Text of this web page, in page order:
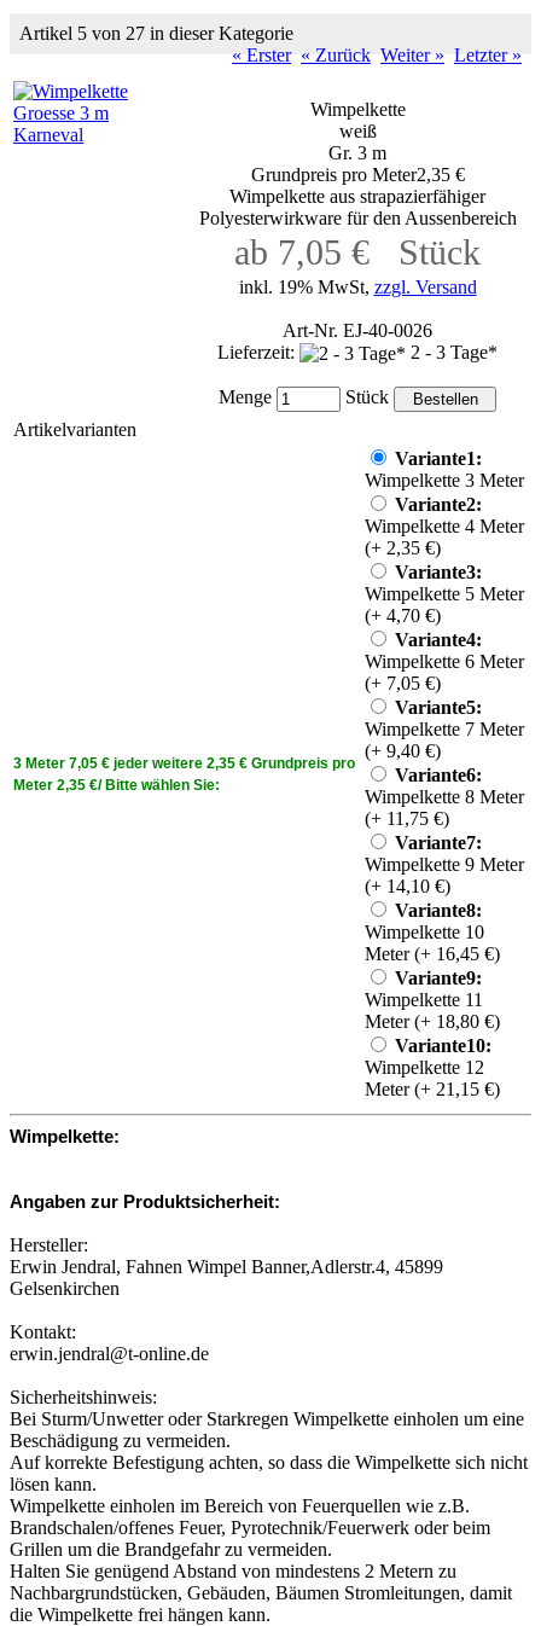
Artikel 5 von 27 in dieser Kategorie
« Erster « Zurück Weiter » Letzter »
Wimpelkette
weiß
Gr. 3 m
Grundpreis pro Meter2,35 €
Wimpelkette aus strapazierfähiger
Polyesterwirkware für den Aussenbereich
ab 7,05 € Stück
inkl. 19% MwSt, zzgl. Versand
Art-Nr. EJ-40-0026
Lieferzeit:
2 - 3 Tage*
Menge
Stück
Artikelvarianten
3 Meter 7,05 € jeder weitere 2,35 € Grundpreis pro
Meter 2,35 €/ Bitte wählen Sie:
Variante1:
Wimpelkette 3 Meter
Variante2:
Wimpelkette 4 Meter
(+ 2,35 €)
Variante3:
Wimpelkette 5 Meter
(+ 4,70 €)
Variante4:
Wimpelkette 6 Meter
(+ 7,05 €)
Variante5:
Wimpelkette 7 Meter
(+ 9,40 €)
Variante6:
Wimpelkette 8 Meter
(+ 11,75 €)
Variante7:
Wimpelkette 9 Meter
(+ 14,10 €)
Variante8:
Wimpelkette 10
Meter (+ 16,45 €)
Variante9:
Wimpelkette 11
Meter (+ 18,80 €)
Variante10:
Wimpelkette 12
Meter (+ 21,15 €)
Wimpelkette:
Angaben zur Produktsicherheit:
Hersteller:
Erwin Jendral, Fahnen Wimpel Banner,Adlerstr.4, 45899
Gelsenkirchen
Kontakt:
erwin.jendral@t-online.de
Sicherheitshinweis:
Bei Sturm/Unwetter oder Starkregen Wimpelkette einholen um eine
Beschädigung zu vermeiden.
Auf korrekte Befestigung achten, so dass die Wimpelkette sich nicht
lösen kann.
Wimpelkette einholen im Bereich von Feuerquellen wie z.B.
Brandschalen/offenes Feuer, Pyrotechnik/Feuerwerk oder beim
Grillen um die Brandgefahr zu vermeiden.
Halten Sie genügend Abstand von mindestens 2 Metern zu
Nachbargrundstücken, Gebäuden, Bäumen Stromleitungen, damit
die Wimpelkette frei hängen kann.